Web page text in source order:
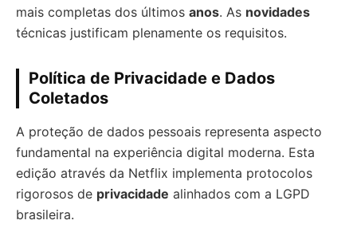
mais completas dos últimos anos. As novidades
técnicas justificam plenamente os requisitos.
Política de Privacidade e Dados
Coletados
A proteção de dados pessoais representa aspecto
fundamental na experiência digital moderna. Esta
edição através da Netflix implementa protocolos
rigorosos de privacidade alinhados com a LGPD
brasileira.